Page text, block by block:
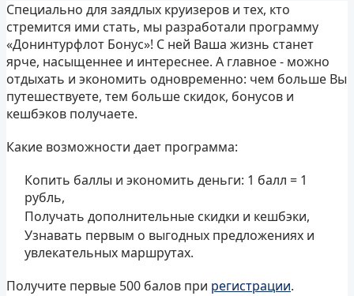
Специально для заядлых круизеров и тех, кто
стремится ими стать, мы разработали программу
«Донинтурфлот Бонус»! С ней Ваша жизнь станет
ярче, насыщеннее и интереснее. А главное - можно
отдыхать и экономить одновременно: чем больше Вы
путешествуете, тем больше скидок, бонусов и
кешбэков получаете.
Какие возможности дает программа:
Копить баллы и экономить деньги: 1 балл = 1
рубль,
Получать дополнительные скидки и кешбэки,
Узнавать первым о выгодных предложениях и
увлекательных маршрутах.
Получите первые 500 балов при регистрации.